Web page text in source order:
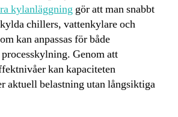
kylanläggning gör att man snabbt
chillers, vattenkylare och
kan anpassas för både
Genom att
kan kapaciteten
aktuell belastning utan långsiktiga